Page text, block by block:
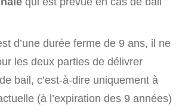
d’une durée ferme de 9 ans, il ne
les deux parties de délivrer
bail, c’est-à-dire uniquement à
(à l’expiration des 9 années)